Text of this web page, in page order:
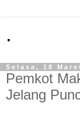
.
Selasa, 18
Pemkot
Jelang